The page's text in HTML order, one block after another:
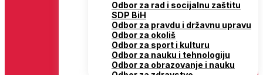
Odbor za rad i socijalnu zaštitu
SDP BiH
Odbor za pravdu i državnu upravu
Odbor za okoliš
Odbor za sport i kulturu
Odbor za nauku i tehnologiju
Odbor za obrazovanje i nauku